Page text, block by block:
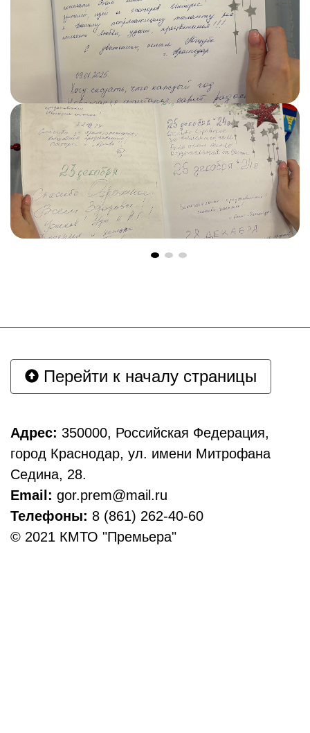
Перейти к началу страницы
Адрес: 350000, Российская Федерация,
город Краснодар, ул. имени Митрофана
Седина, 28.
Email: gor.prem@mail.ru
Телефоны: 8 (861) 262-40-60
© 2021 КМТО "Премьера"